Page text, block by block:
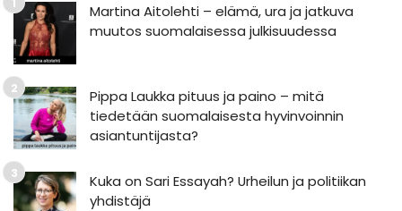
Martina Aitolehti – elämä, ura ja jatkuva
muutos suomalaisessa julkisuudessa
Pippa Laukka pituus ja paino – mitä
tiedetään suomalaisesta hyvinvoinnin
asiantuntijasta?
Kuka on Sari Essayah? Urheilun ja politiikan
yhdistäjä